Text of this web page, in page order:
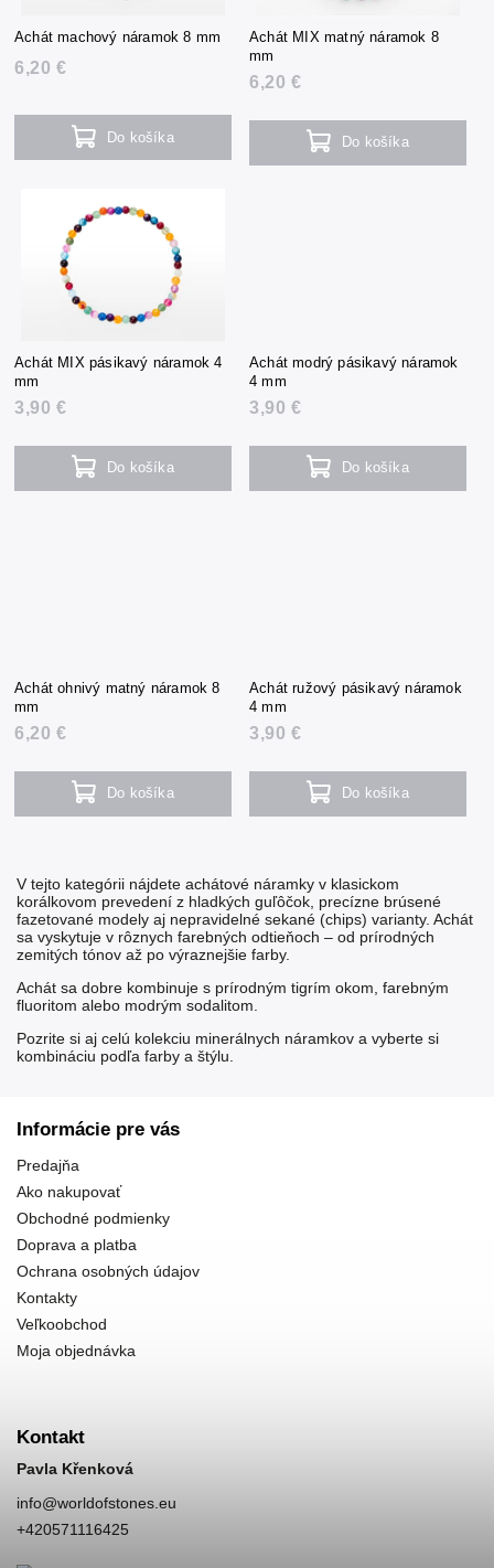
Achát machový náramok 8 mm
6,20 €
Do košíka
Achát MIX matný náramok 8
mm
6,20 €
Do košíka
Achát MIX pásikavý náramok 4
mm
3,90 €
Do košíka
Achát modrý pásikavý náramok
4 mm
3,90 €
Do košíka
Achát ohnivý matný náramok 8
mm
6,20 €
Do košíka
Achát ružový pásikavý náramok
4 mm
3,90 €
Do košíka
V tejto kategórii nájdete achátové náramky v klasickom
korálkovom prevedení z hladkých guľôčok, precízne brúsené
fazetované modely aj nepravidelné sekané (chips) varianty. Achát
sa vyskytuje v rôznych farebných odtieňoch – od prírodných
zemitých tónov až po výraznejšie farby.
Achát sa dobre kombinuje s prírodným tigrím okom , farebným
fluoritom alebo modrým sodalitom
Pozrite si aj celú kolekciu minerálnych náramkov a vyberte si
kombináciu podľa farby a štýlu.
Informácie pre vás
Predajňa
Ako nakupovať
Obchodné podmienky
Doprava a platba
Ochrana osobných údajov
Kontakty
Veľkoobchod
Moja objednávka
Kontakt
Pavla Křenková
info@worldofstones.eu
+420571116425